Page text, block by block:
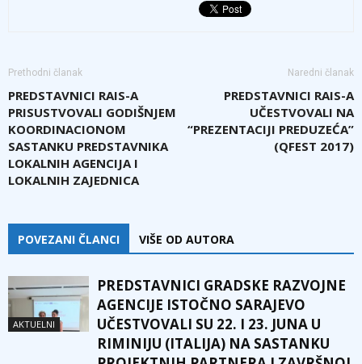
Prethodni članak
PREDSTAVNICI RAIS-A
PRISUSTVOVALI GODIŠNJEM
KOORDINACIONOM
SASTANKU PREDSTAVNIKA
LOKALNIH AGENCIJA I
LOKALNIH ZAJEDNICA
Naredni članak
PREDSTAVNICI RAIS-A
UČESTVOVALI NA
“PREZENTACIJI PREDUZEĆA”
(QFEST 2017)
POVEZANI ČLANCI VIŠE OD AUTORA
AKTUELNI
PREDSTAVNICI GRADSKE RAZVOJNE
AGENCIJE ISTOČNO SARAJEVO
UČESTVOVALI SU 22. I 23. JUNA U
RIMINIJU (ITALIJA) NA SASTANKU